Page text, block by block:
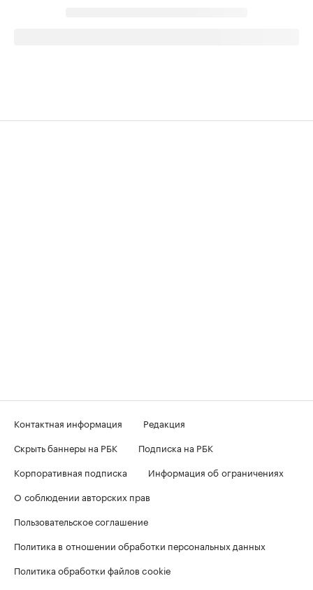
Контактная информация
Редакция
Скрыть баннеры на РБК
Подписка на РБК
Корпоративная подписка
Информация об ограничениях
О соблюдении авторских прав
Пользовательское соглашение
Политика в отношении обработки персональных данных
Политика обработки файлов cookie